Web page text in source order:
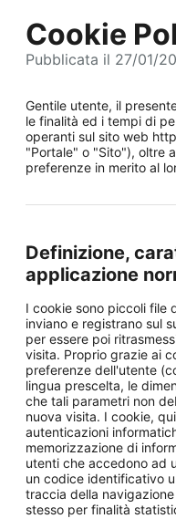
Cookie
Pubblicata il 27/01/
Gentile utente, il
le finalità ed i tempi di
operanti sul sito web
"Portale" o "Sito"), oltre
preferenze in merito al
Definizione,
applicazione
I cookie sono piccoli file
inviano e registrano sul
per essere poi
visita. Proprio grazie ai
preferenze dell'utente
lingua prescelta, le
che tali parametri non
nuova visita. I cookie,
autenticazioni
memorizzazione di
utenti che accedono ad
un codice identificativo
traccia della
stesso per finalità